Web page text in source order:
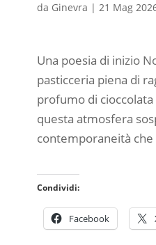
da Ginevra | 21 Mag
Una poesia di inizio
pasticceria piena di
profumo di cioccolata
questa atmosfera
contemporaneità
Condividi:
Facebook